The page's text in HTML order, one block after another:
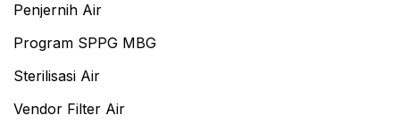
Penjernih Air
Program SPPG MBG
Sterilisasi Air
Vendor Filter Air